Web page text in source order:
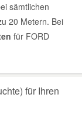
sämtlichen
20 Metern. Bei
für FORD
für Ihren